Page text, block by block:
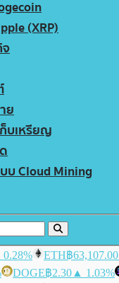
(XRP)
ย
ก็บเหรียญ
บ Cloud Mining
ETH฿63,107.00
DOGE฿2.30 ▲ 1.03%